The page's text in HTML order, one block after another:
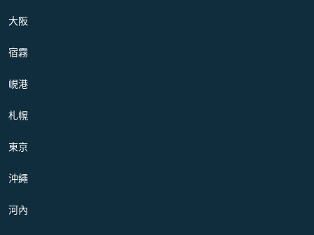
大阪
宿霧
峴港
札幌
東京
沖繩
河內